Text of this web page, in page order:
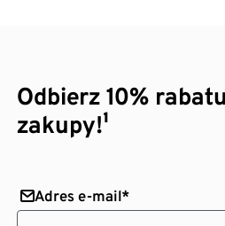
Odbierz 10%
zakupy!¹
Adres e-mail*